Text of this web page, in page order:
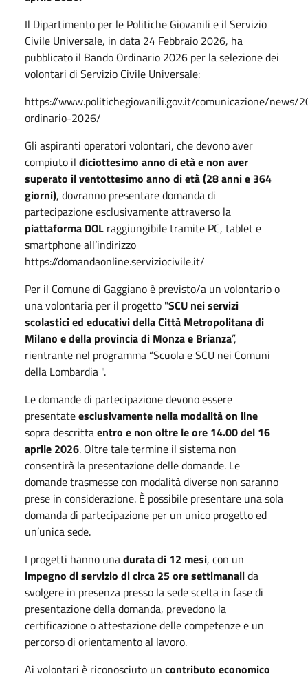
Il Dipartimento per le Politiche Giovanili e il Servizio
Civile Universale, in data 24 Febbraio 2026, ha
pubblicato il Bando Ordinario 2026 per la selezione dei
volontari di Servizio Civile Universale:
https://www.politichegiovanili.gov.it/comunicazione/news/
ordinario-2026/
Gli aspiranti operatori volontari, che devono aver
compiuto il diciottesimo anno di età e non aver
superato il ventottesimo anno di età (28 anni e 364
giorni), dovranno presentare domanda di
partecipazione esclusivamente attraverso la
piattaforma DOL raggiungibile tramite PC, tablet e
smartphone all’indirizzo
https://domandaonline.serviziocivile.it/
Per il Comune di Gaggiano è previsto/a un volontario o
una volontaria per il progetto "SCU nei servizi
scolastici ed educativi della Città Metropolitana di
Milano e della provincia di Monza e Brianza”,
rientrante nel programma “Scuola e SCU nei Comuni
della Lombardia ".
Le domande di partecipazione devono essere
presentateesclusivamente nella modalità on line
sopra descrittaentro e non oltre le ore 14.00 del 16
aprile 2026. Oltre tale termine il sistema non
consentirà la presentazione delle domande. Le
domande trasmesse con modalità diverse non saranno
prese in considerazione. È possibile presentare una sola
domanda di partecipazione per un unico progetto ed
un’unica sede.
I progetti hanno unadurata di 12 mesi, con un
impegno di servizio di circa 25 ore settimanalida
svolgere in presenza presso la sede scelta in fase di
presentazione della domanda, prevedono la
certificazione o attestazione delle competenze e un
percorso di orientamento al lavoro.
Ai volontari è riconosciuto un contributo economico